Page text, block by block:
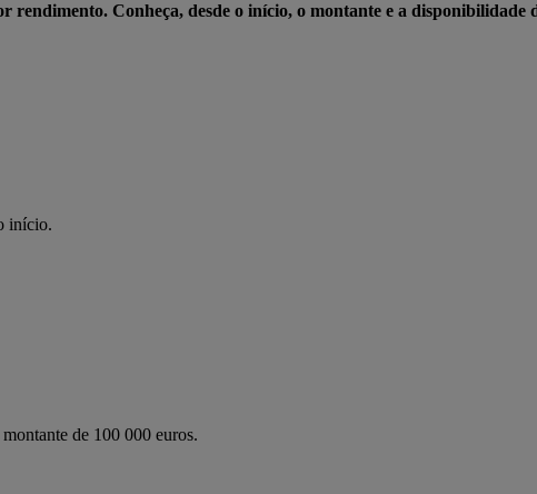
rendimento. Conheça, desde o início, o montante e a disponibilidade
início.
de 100 000 euros.